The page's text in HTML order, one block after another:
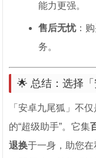
能力更强。
售后无忧：
务。
🌟 总结：选择
「安卓九尾狐」不
的“超级助手”。它集
退换于一身，助您在